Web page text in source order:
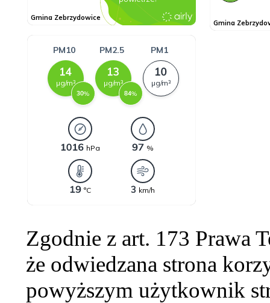
Zgodnie z art. 173 Prawa
że odwiedzana strona
powyższym użytkownik